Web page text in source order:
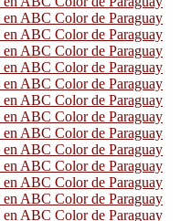
ABC Color de Paraguay
ABC Color de Paraguay
ABC Color de Paraguay
ABC Color de Paraguay
ABC Color de Paraguay
ABC Color de Paraguay
ABC Color de Paraguay
ABC Color de Paraguay
ABC Color de Paraguay
ABC Color de Paraguay
ABC Color de Paraguay
ABC Color de Paraguay
ABC Color de Paraguay